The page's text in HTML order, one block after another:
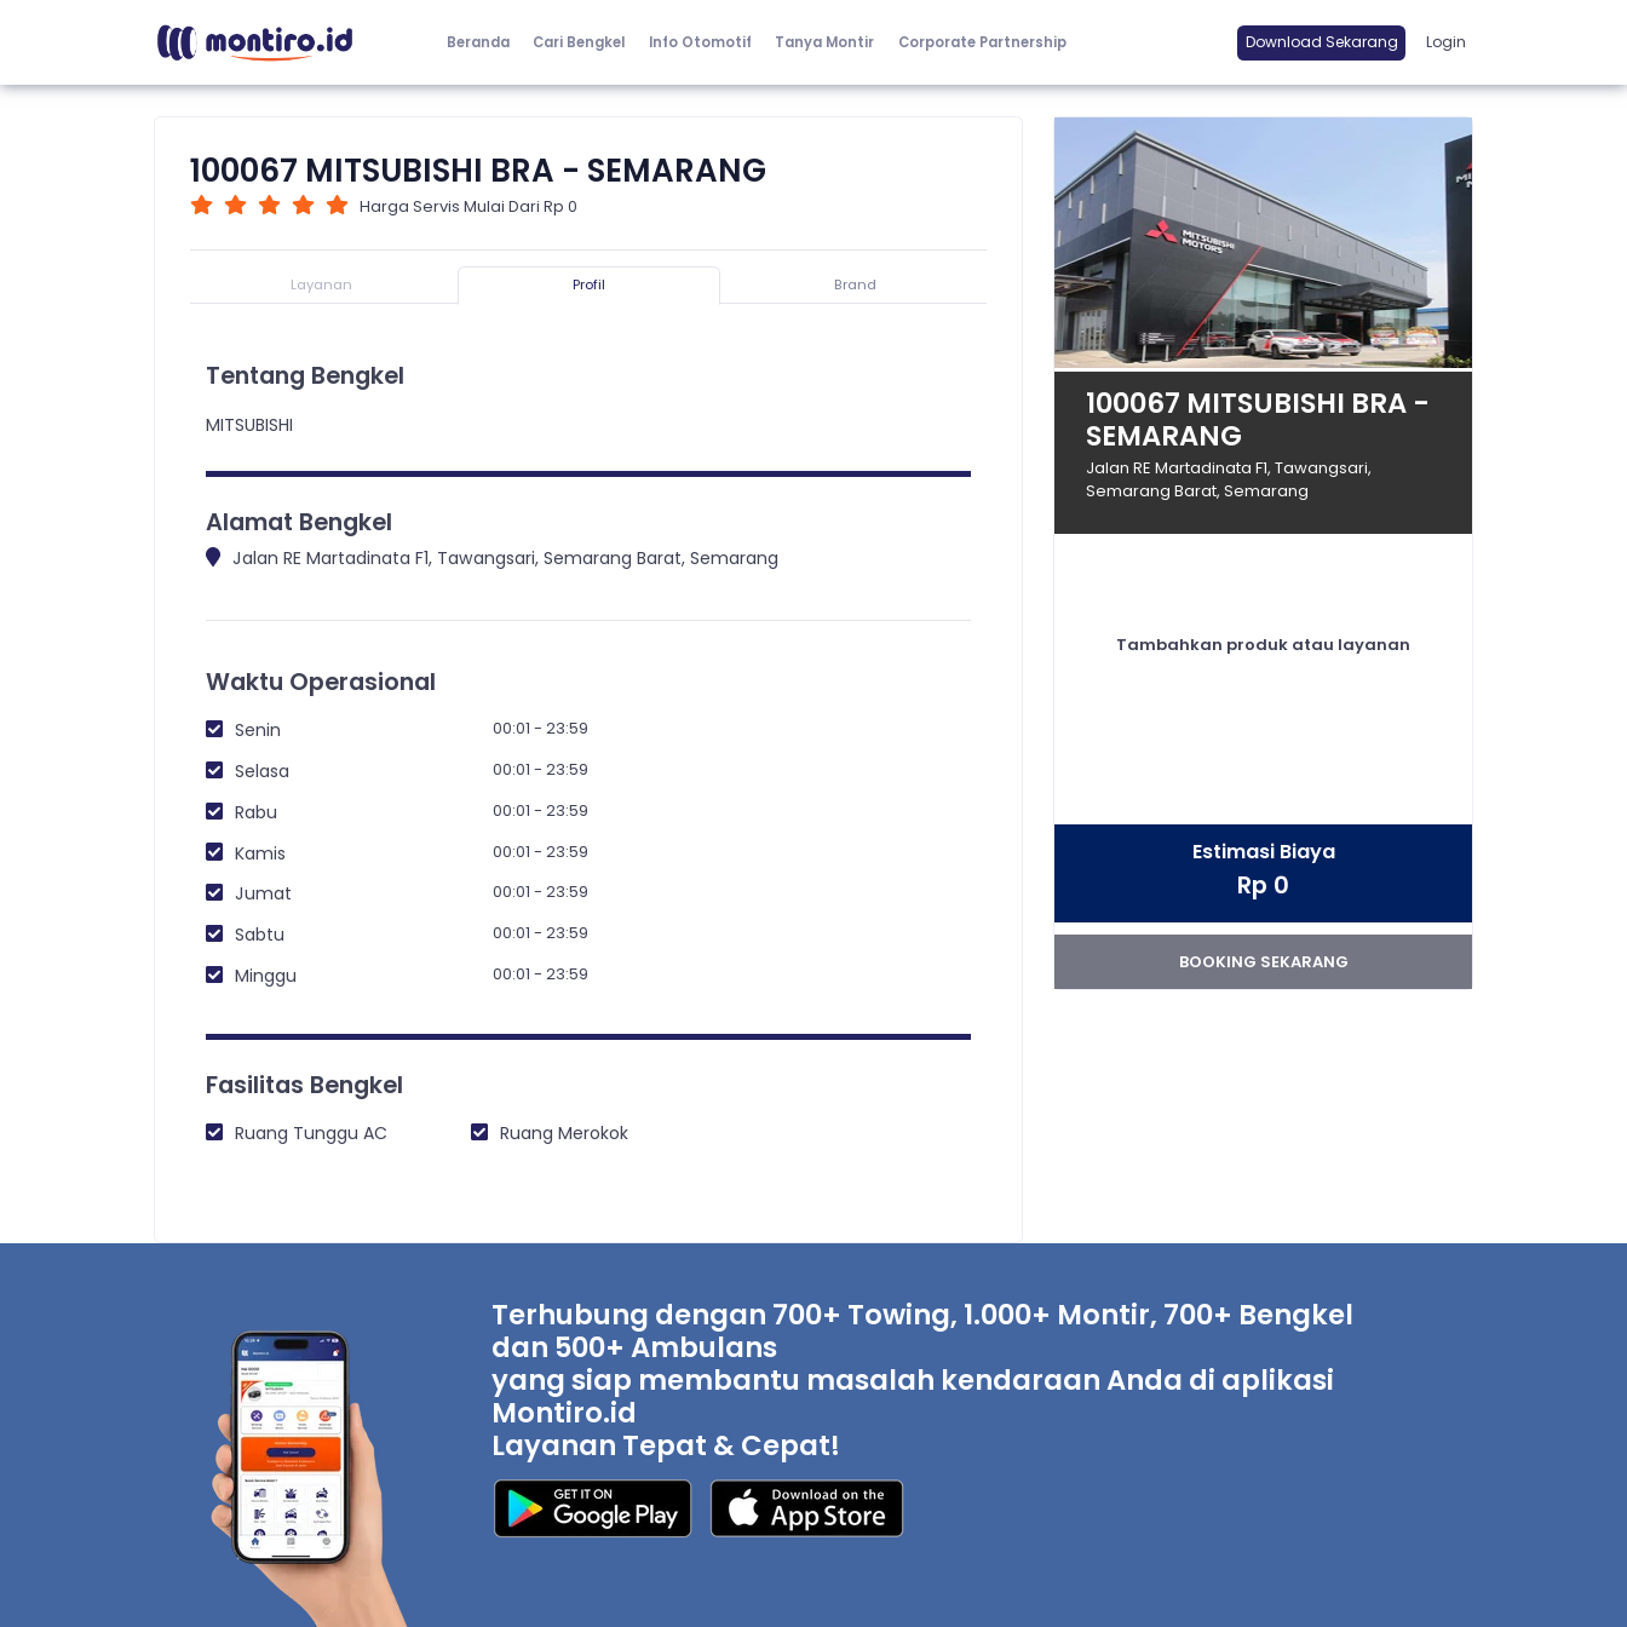
Beranda Cari Bengkel Info Otomotif Tanya Montir Corporate Partnership Download Sekarang Login
100067 MITSUBISHI BRA - SEMARANG
Harga Servis Mulai Dari Rp 0
Layanan Profil Brand
Tentang Bengkel
MITSUBISHI
Alamat Bengkel
Jalan RE Martadinata F1, Tawangsari, Semarang Barat, Semarang
Waktu Operasional
Senin 00:01 - 23:59
Selasa 00:01 - 23:59
Rabu 00:01 - 23:59
Kamis 00:01 - 23:59
Jumat 00:01 - 23:59
Sabtu 00:01 - 23:59
Minggu 00:01 - 23:59
Fasilitas Bengkel
Ruang Tunggu AC Ruang Merokok
100067 MITSUBISHI BRA -
SEMARANG
Jalan RE Martadinata F1, Tawangsari,
Semarang Barat, Semarang
Tambahkan produk atau layanan
Estimasi Biaya
Rp 0
BOOKING SEKARANG
Terhubung dengan 700+ Towing, 1.000+ Montir, 700+ Bengkel
dan 500+ Ambulans
yang siap membantu masalah kendaraan Anda di aplikasi
Montiro.id
Layanan Tepat & Cepat!